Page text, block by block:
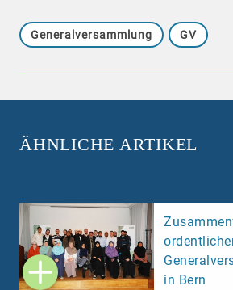
Generalversammlung GV
ÄHNLICHE ARTIKEL
in Bern